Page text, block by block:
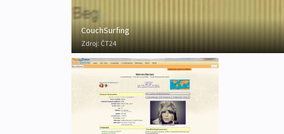
CouchSurfing
Zdroj:ČT24